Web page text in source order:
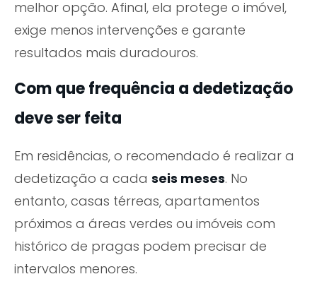
melhor opção. Afinal, ela protege o imóvel,
exige menos intervenções e garante
resultados mais duradouros.
Com que frequência a dedetização
deve ser feita
Em residências, o recomendado é realizar a
dedetização a cada seis meses. No
entanto, casas térreas, apartamentos
próximos a áreas verdes ou imóveis com
histórico de pragas podem precisar de
intervalos menores.